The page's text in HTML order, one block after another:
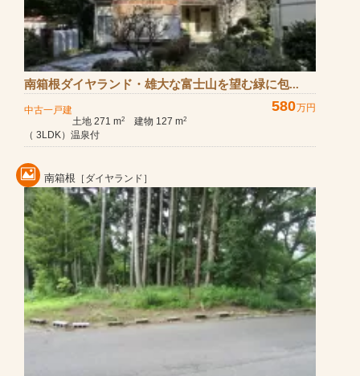
南箱根ダイヤランド・雄大な富士山を望む緑に包...
中古一戸建 580万円
土地 271 m2 建物 127 m2
（ 3LDK）温泉付
南箱根 ［ダイヤランド］